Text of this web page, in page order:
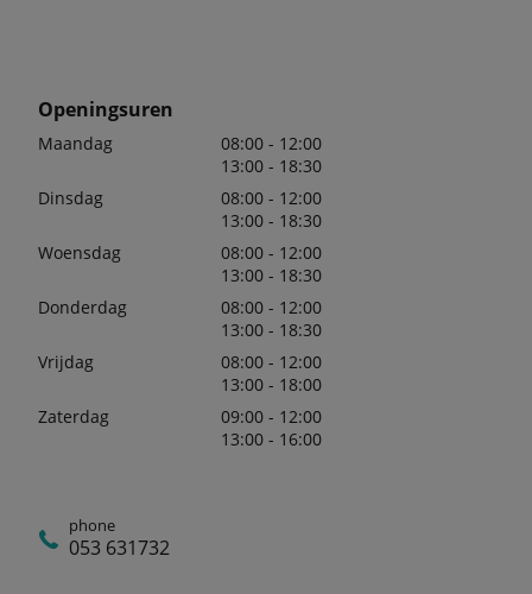
Openingsuren
Maandag
08:00 - 12:00
13:00 - 18:30
Dinsdag
08:00 - 12:00
13:00 - 18:30
Woensdag
08:00 - 12:00
13:00 - 18:30
Donderdag
08:00 - 12:00
13:00 - 18:30
Vrijdag
08:00 - 12:00
13:00 - 18:00
Zaterdag
09:00 - 12:00
13:00 - 16:00
phone
053 631732